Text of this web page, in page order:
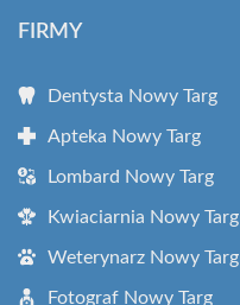
FIRMY
Dentysta Nowy Targ
Apteka Nowy Targ
Lombard Nowy Targ
Kwiaciarnia Nowy Targ
Weterynarz Nowy Targ
Fotograf Nowy Targ